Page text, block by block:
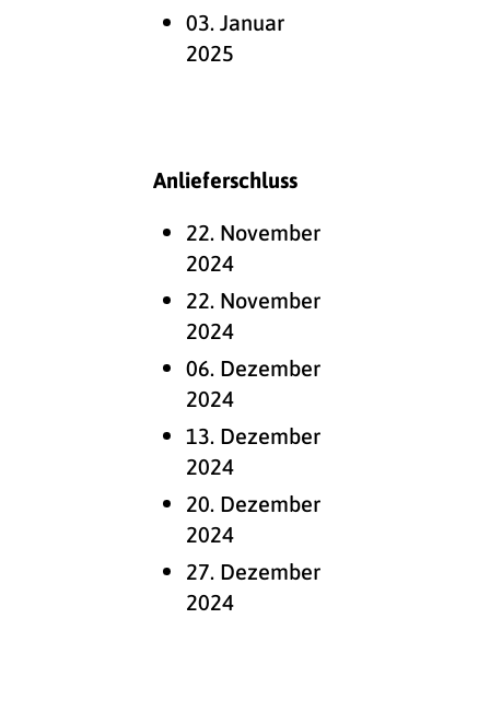
03. Januar
2025
Anlieferschluss
22. November
2024
22. November
2024
06. Dezember
2024
13. Dezember
2024
20. Dezember
2024
27. Dezember
2024